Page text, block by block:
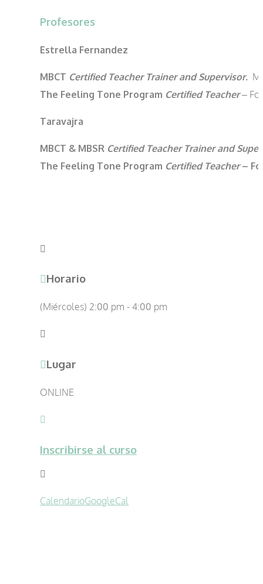
Profesores
Estrella Fernandez
MBCT Certified Teacher Trainer and Supervisor.
The Feeling Tone Program Certified Teacher–
Taravajra
MBCT & MBSR Certified Teacher Trainer and
The Feeling Tone Program Certified Teacher–
Horario
(Miércoles) 2:00 pm - 4:00 pm
Lugar
ONLINE
Inscribirse al curso
CalendarioGoogleCal